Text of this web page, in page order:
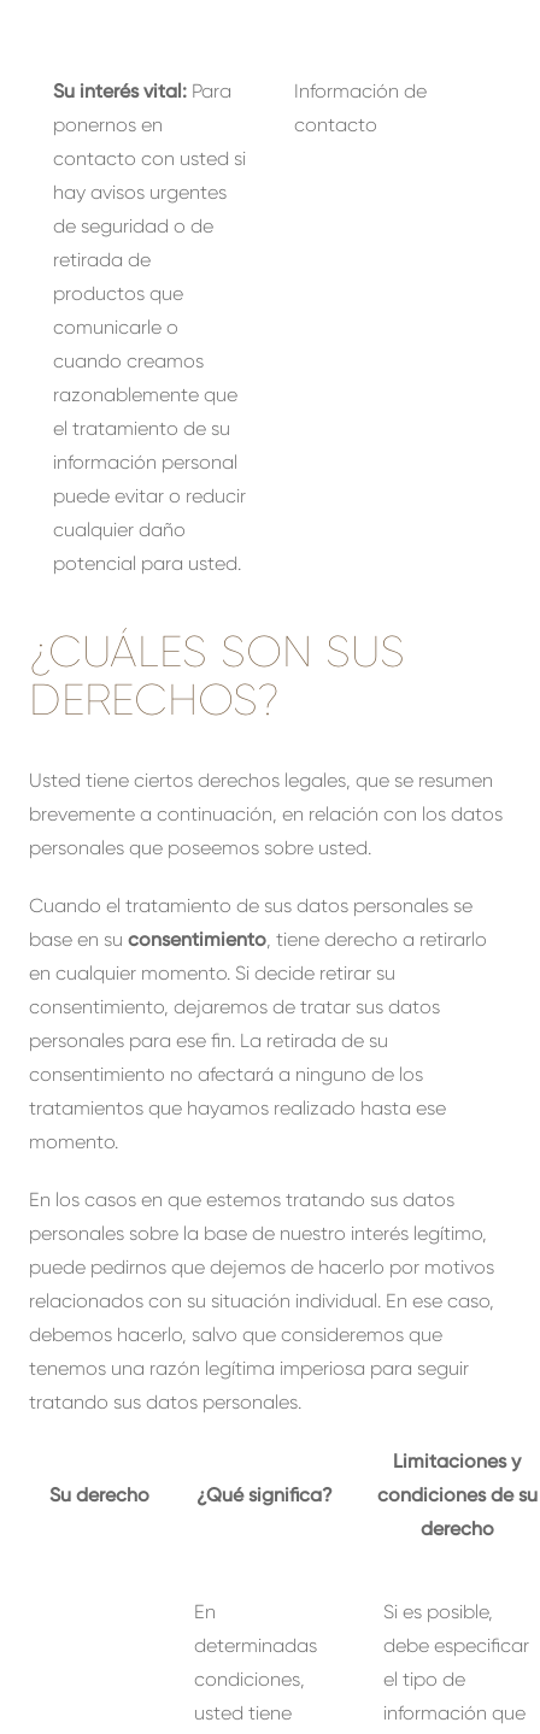
Su interés vital: Para
ponernos en
contacto con usted si
hay avisos urgentes
de seguridad o de
retirada de
productos que
comunicarle o
cuando creamos
razonablemente que
el tratamiento de su
información personal
puede evitar o reducir
cualquier daño
potencial para usted.
Información de
contacto
¿CUÁLES SON SUS
DERECHOS?
Usted tiene ciertos derechos legales, que se resumen
brevemente a continuación, en relación con los datos
personales que poseemos sobre usted.
Cuando el tratamiento de sus datos personales se
base en su consentimiento, tiene derecho a retirarlo
en cualquier momento. Si decide retirar su
consentimiento, dejaremos de tratar sus datos
personales para ese fin. La retirada de su
consentimiento no afectará a ninguno de los
tratamientos que hayamos realizado hasta ese
momento.
En los casos en que estemos tratando sus datos
personales sobre la base de nuestro interés legítimo,
puede pedirnos que dejemos de hacerlo por motivos
relacionados con su situación individual. En ese caso,
debemos hacerlo, salvo que consideremos que
tenemos una razón legítima imperiosa para seguir
tratando sus datos personales.
Su derecho ¿Qué significa?
Limitaciones y
condiciones de su
derecho
En
determinadas
condiciones,
usted tiene
Si es posible,
debe especificar
el tipo de
información que